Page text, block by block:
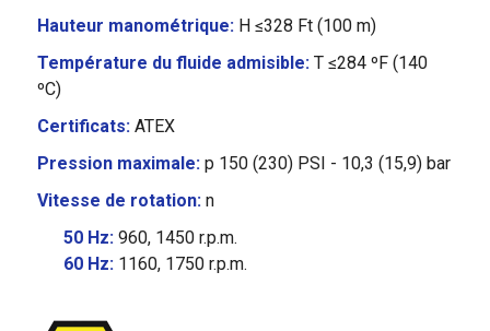
Hauteur manométrique:H ≤328 Ft (100 m)
Température du fluide admisible: T ≤284 ºF (140
ºC)
Certificats: ATEX
Pression maximale:p 150 (230) PSI - 10,3 (15,9) bar
Vitesse de rotation:n
50 Hz:960, 1450 r.p.m.
60 Hz:1160, 1750 r.p.m.